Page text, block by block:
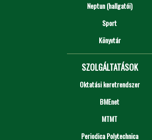
Neptun (hallgatói)
Sport
Könyvtár
SZOLGÁLTATÁSOK
Oktatási keretrendszer
BMEnet
MTMT
Periodica Polytechnica